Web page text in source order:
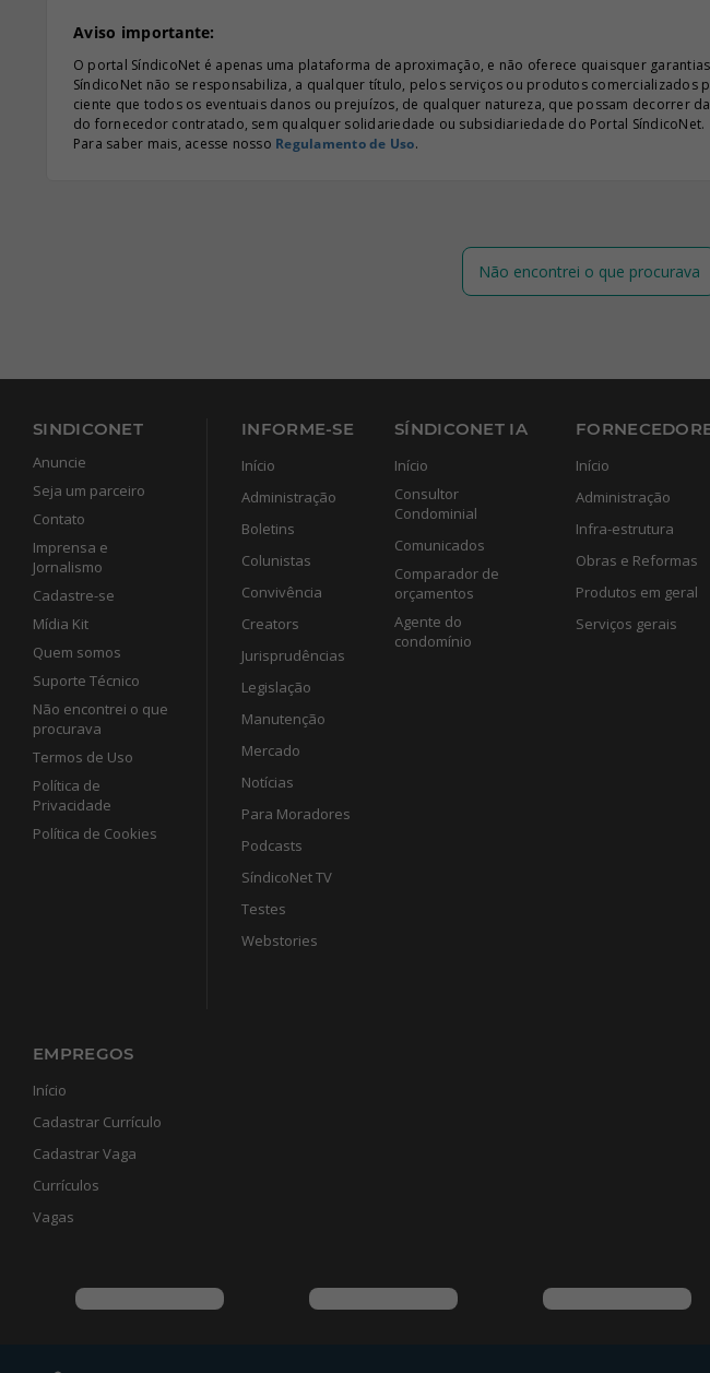
Aviso importante:
O portal SíndicoNet é apenas uma plataforma de aproximação, e não oferece quaisquer
SíndicoNet não se responsabiliza, a qualquer título, pelos serviços ou produtos
ciente que todos os eventuais danos ou prejuízos, de qualquer natureza, que possam decorrer
do fornecedor contratado, sem qualquer solidariedade ou subsidiariedade do Portal SíndicoNet.
Para saber mais, acesse nosso Regulamento de Uso.
Não encontrei o que procurava
SINDICONET
Anuncie
Seja um parceiro
Contato
Imprensa e
Jornalismo
Cadastre-se
Mídia Kit
Quem somos
Suporte Técnico
Não encontrei o que
procurava
Termos de Uso
Política de
Privacidade
Política de Cookies
INFORME-SE
Início
Administração
Boletins
Colunistas
Convivência
Creators
Jurisprudências
Legislação
Manutenção
Mercado
Notícias
Para Moradores
Podcasts
SíndicoNet TV
Testes
Webstories
SÍNDICONET IA
Início
Consultor
Condominial
Comunicados
Comparador de
orçamentos
Agente do
condomínio
Início
Administração
Infra-estrutura
Obras e Reformas
Produtos em geral
Serviços gerais
EMPREGOS
Início
Cadastrar Currículo
Cadastrar Vaga
Currículos
Vagas